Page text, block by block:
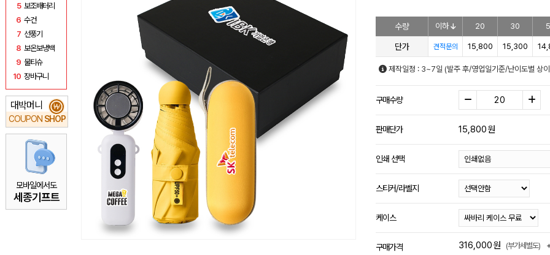
5 보조배터리
6 수건
7 선풍기
8 보온보냉백
9 물티슈
10 장바구니
대박머니
COUPON SHOP
₩
모바일에서도
세종기프트
수량 이하 20 30
단가 견적문의 15,800 15,300
제작일정 : 3~7일 (발주 후/영업일기준/난이도별 상
구매수량
판매단가 15,800원
인쇄 선택
스티커/라벨지
케이스
구매가격 316,000원 (부가세별도)